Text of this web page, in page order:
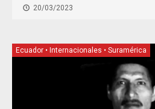
20/03/2023
Ecuador • Internacionales • Suramérica